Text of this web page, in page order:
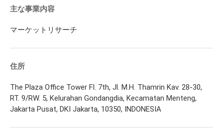
主な事業内容
マーケットリサーチ
住所
The Plaza Office Tower Fl. 7th, Jl. M.H. Thamrin Kav. 28-30,
RT. 9/RW. 5, Kelurahan Gondangdia, Kecamatan Menteng,
Jakarta Pusat, DKI Jakarta, 10350, INDONESIA